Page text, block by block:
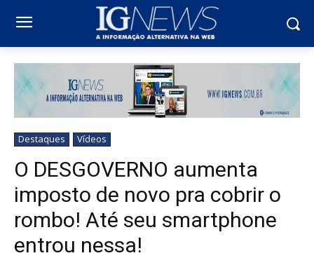
Destaques Vídeos
O DESGOVERNO aumenta
imposto de novo pra cobrir o
rombo! Até seu smartphone
entrou nessa!